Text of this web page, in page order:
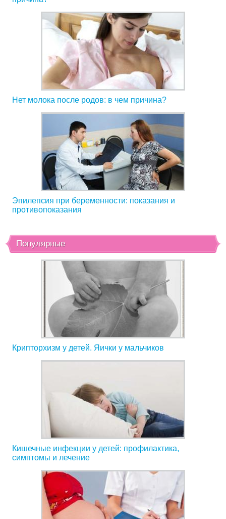
Нет молока после родов: в чем причина?
Эпилепсия при беременности: показания и
противопоказания
Популярные
Крипторхизм у детей. Яички у мальчиков
Кишечные инфекции у детей: профилактика,
симптомы и лечение